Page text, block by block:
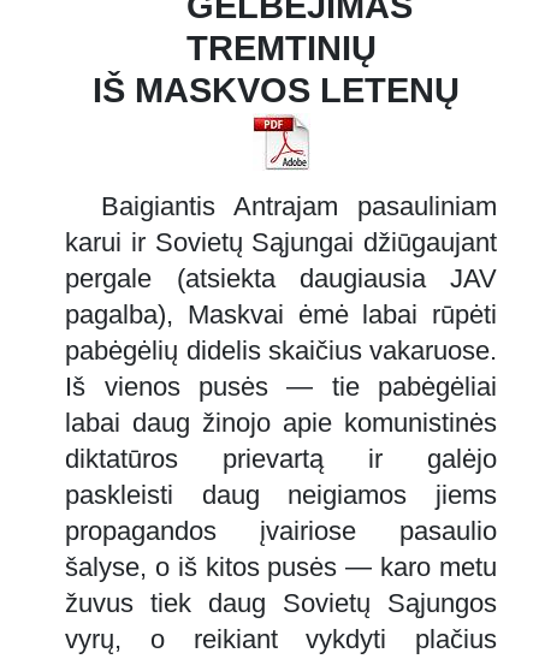
TREMTINIŲ
IŠ MASKVOS LETENŲ
Baigiantis Antrajam pasauliniam
karui ir Sovietų Sąjungai džiūgaujant
pergale (atsiekta daugiausia JAV
pagalba), Maskvai ėmė labai rūpėti
pabėgėlių didelis skaičius vakaruose.
Iš vienos pusės — tie pabėgėliai
labai daug žinojo apie komunistinės
diktatūros prievartą ir galėjo
paskleisti daug neigiamos jiems
propagandos įvairiose pasaulio
šalyse, o iš kitos pusės — karo metu
žuvus tiek daug Sovietų Sąjungos
vyrų, o reikiant vykdyti plačius